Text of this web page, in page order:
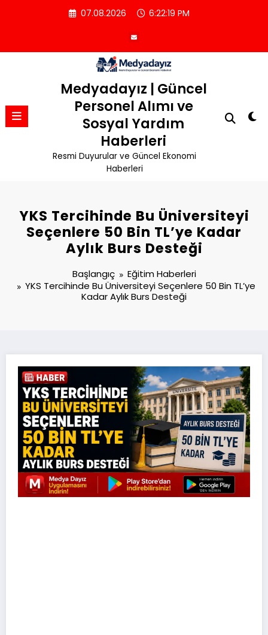
07.08.2026 6:22:20 PM
Medyadayız | Güncel
Personel Alımı ve
Sosyal Yardım
Haberleri
Resmi Duyurular ve Güncel Ekonomi
Haberleri
YKS Tercihinde Bu Üniversiteyi
Seçenlere 50 Bin TL’ye Kadar
Aylık Burs Desteği
Başlangıç
Eğitim Haberleri
YKS Tercihinde Bu Üniversiteyi Seçenlere 50 Bin TL’ye
Kadar Aylık Burs Desteği